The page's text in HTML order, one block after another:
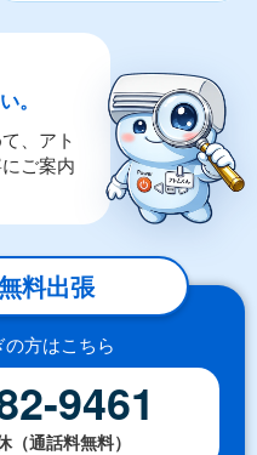
。
、アト
ご案内
料出張
の方はこちら
9461
通話料無料）